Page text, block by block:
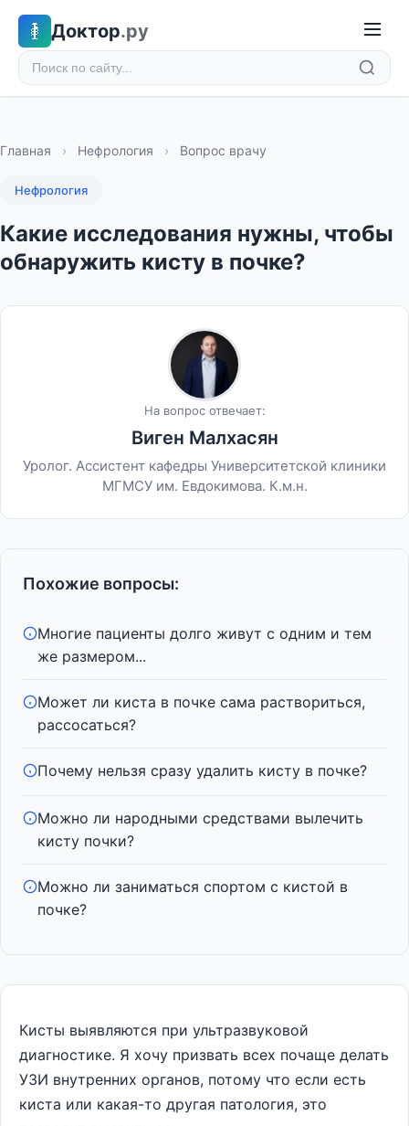
Доктор.ру
Главная › Нефрология › Вопрос врачу
Нефрология
Какие исследования нужны, чтобы
обнаружить кисту в почке?
На вопрос отвечает:
Виген Малхасян
Уролог. Ассистент кафедры Университетской клиники
МГМСУ им. Евдокимова. К.м.н.
Похожие вопросы:
Многие пациенты долго живут с одним и тем
же размером...
Может ли киста в почке сама раствориться,
рассосаться?
Почему нельзя сразу удалить кисту в почке?
Можно ли народными средствами вылечить
кисту почки?
Можно ли заниматься спортом с кистой в
почке?
Кисты выявляются при ультразвуковой
диагностике. Я хочу призвать всех почаще делать
УЗИ внутренних органов, потому что если есть
киста или какая-то другая патология, это